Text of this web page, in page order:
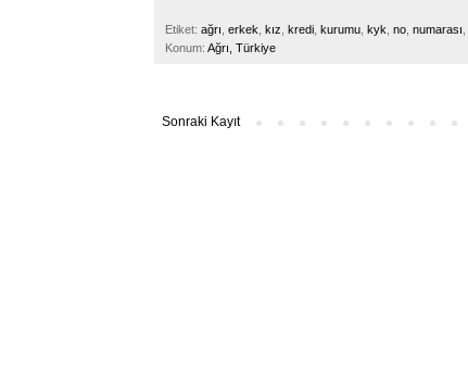
Etiket: ağrı erkek kız kredi kurumu kyk no numarası
Konum: Ağrı, Türkiye
Sonraki Kayıt